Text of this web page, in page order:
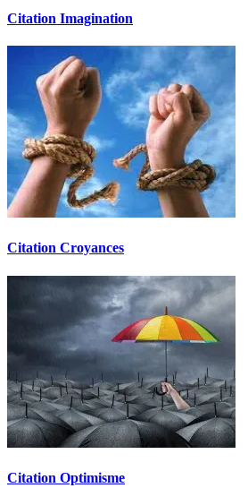
Citation Imagination
Citation Croyances
Citation Optimisme